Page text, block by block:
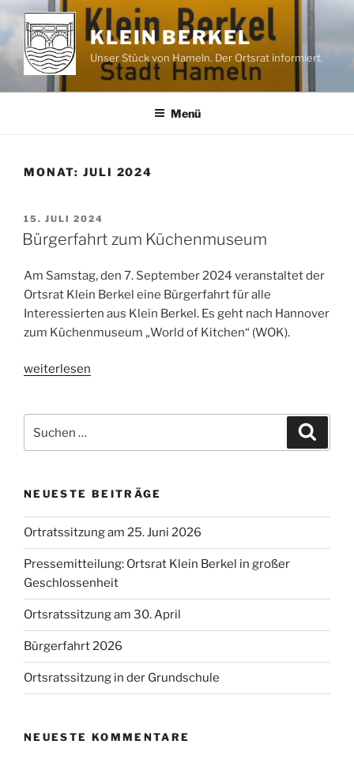
Zum
Inhalt
springen
KLEIN BERKEL
Unser Stück von Hameln. Der Ortsrat informiert.
Menü
MONAT: JULI 2024
VERÖFFENTLICHT
AM
15. JULI 2024
Bürgerfahrt zum Küchenmuseum
Am Samstag, den 7. September 2024 veranstaltet der
Ortsrat Klein Berkel eine Bürgerfahrt für alle
Interessierten aus Klein Berkel. Es geht nach Hannover
zum Küchenmuseum „World of Kitchen“ (WOK).
„Bürgerfahrt
weiterlesen
nach:
NEUESTE BEITRÄGE
Ortratssitzung am 25. Juni 2026
Pressemitteilung: Ortsrat Klein Berkel in großer
Geschlossenheit
Ortsratssitzung am 30. April
Bürgerfahrt 2026
Ortsratssitzung in der Grundschule
NEUESTE KOMMENTARE